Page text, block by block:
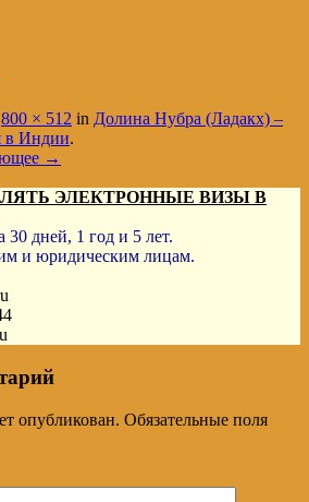
800 × 512 in Долина Нубра (Ладакх) –
в Индии.
→
ЭЛЕКТРОННЫЕ ВИЗЫ В
30 дней, 1 год и 5 лет.
и юридическим лицам.
опубликован. Обязательные поля